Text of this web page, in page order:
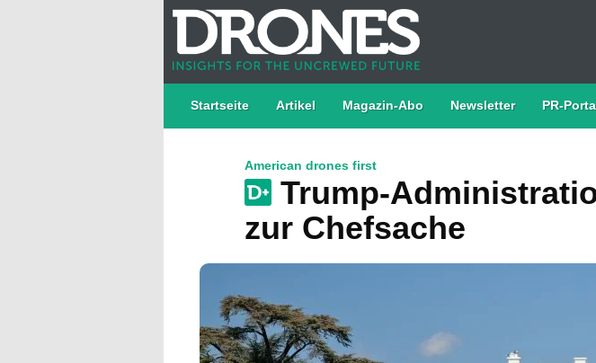
Startseite Artikel Magazin-Abo Newsletter PR-
American drones first
Trump-
zur Chefsache